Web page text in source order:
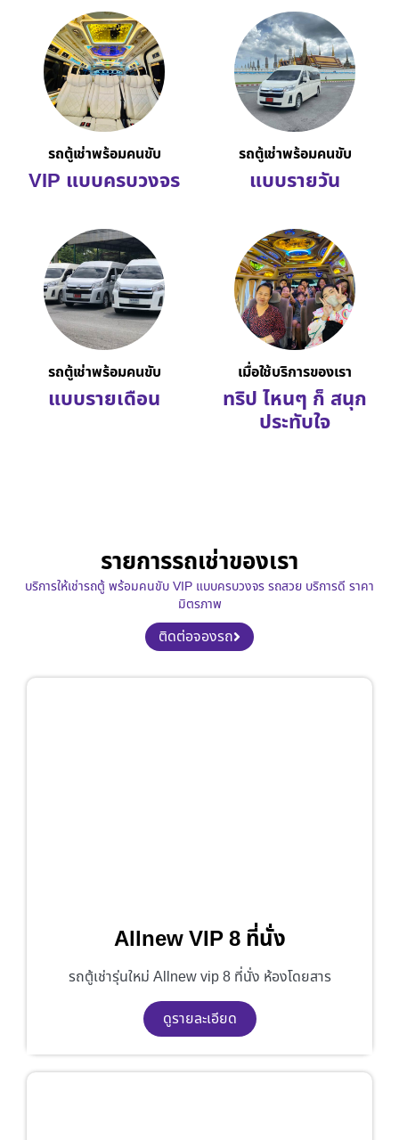
รถตู้เช่าพร้อมคนขับ
VIP แบบครบวงจร
รถตู้เช่าพร้อมคนขับ
แบบรายวัน
รถตู้เช่าพร้อมคนขับ
แบบรายเดือน
เมื่อใช้บริการของเรา
ทริป ไหนๆ ก็ สนุก
ประทับใจ
รายการรถเช่าของเรา
บริการให้เช่ารถตู้ พร้อมคนขับ VIP แบบครบวงจร รถสวย บริการดี ราคา
มิตรภาพ
ติดต่อจองรถ
Allnew VIP 8 ที่นั่ง
รถตู้เช่ารุ่นใหม่ Allnew vip 8 ที่นั่ง ห้องโดยสาร
ดูรายละเอียด